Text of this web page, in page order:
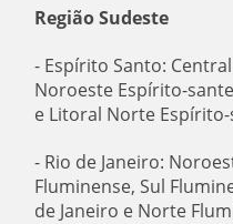
Região Sudeste
- Espírito Santo:
Noroeste Espírito-
e Litoral Norte
- Rio de Janeiro:
Fluminense, Sul
de Janeiro e Norte